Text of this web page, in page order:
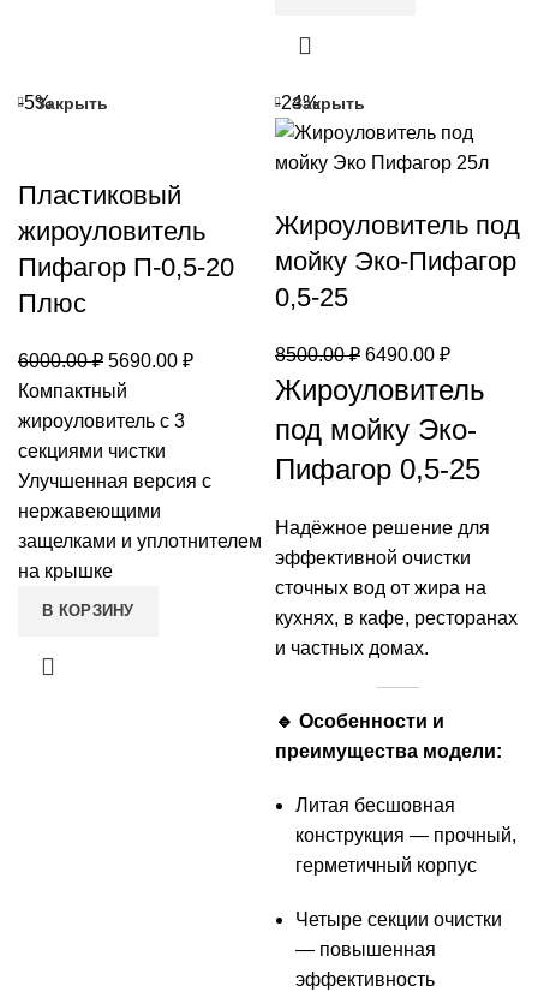
-5%Закрыть
Пластиковый
жироуловитель
Пифагор П-0,5-20
Плюс
6000.00₽ Первоначальная
цена
составляла
6000.00 ₽.
5690.00 ₽Текущая
5690.00 ₽.
Компактный
жироуловитель с 3
секциями чистки
Улучшенная версия с
нержавеющими
защелками и уплотнителем
на крышке
В КОРЗИНУ
-24%
Закрыть
Жироуловитель под
мойку Эко-Пифагор
0,5-25
8500.00₽ Первоначальная
цена
составляла
8500.00 ₽.
6490.00 ₽Текущая
цена:
Жироуловитель
под мойку Эко-
Пифагор 0,5-25
Надёжное решение для
эффективной очистки
сточных вод от жира на
кухнях, в кафе, ресторанах
и частных домах.
🔹 Особенности и
преимущества модели:
Литая бесшовная
конструкция — прочный,
герметичный корпус
Четыре секции очистки
— повышенная
эффективность